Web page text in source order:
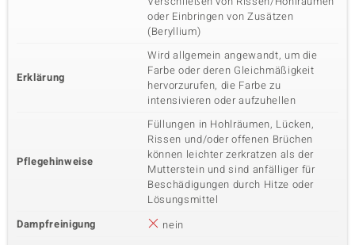
oder Einbringen von Zusätzen
(Beryllium)
Erklärung
Wird allgemein angewandt, um die
Farbe oder deren Gleichmäßigkeit
hervorzurufen, die Farbe zu
intensivieren oder aufzuhellen
Pflegehinweise
Füllungen in Hohlräumen, Lücken,
Rissen und/oder offenen Brüchen
können leichter zerkratzen als der
Mutterstein und sind anfälliger für
Beschädigungen durch Hitze oder
Lösungsmittel
Dampfreinigung
nein